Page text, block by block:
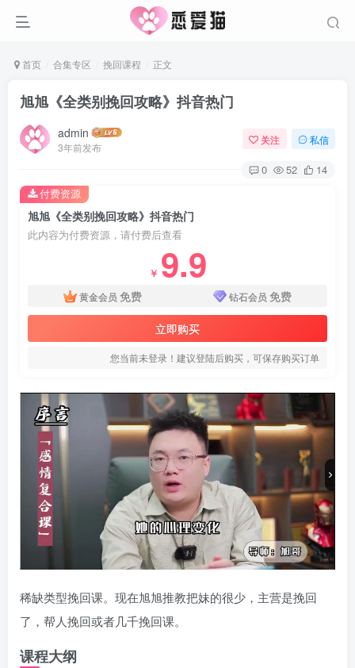
首页 合集专区 挽回课程 正文
旭旭《全类别挽回攻略》抖音热门
admin
3年前发布
关注 私信
0 52 14
旭旭《全类别挽回攻略》抖音热门
此内容为付费资源，请付费后查看
￥ 9.9
黄金会员 免费 钻石会员 免费
立即购买
您当前未登录！建议登陆后购买，可保存购买订单
付费资源
稀缺类型挽回课。现在旭旭推教把妹的很少，主营是挽回
了，帮人挽回或者几千挽回课。
课程大纲